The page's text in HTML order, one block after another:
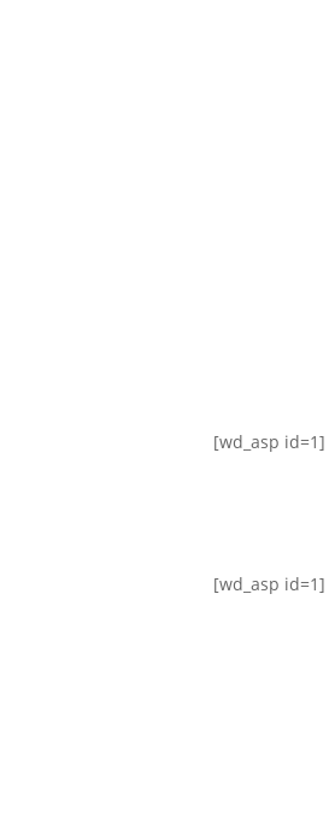
[wd_asp id=1]
[wd_asp id=1]